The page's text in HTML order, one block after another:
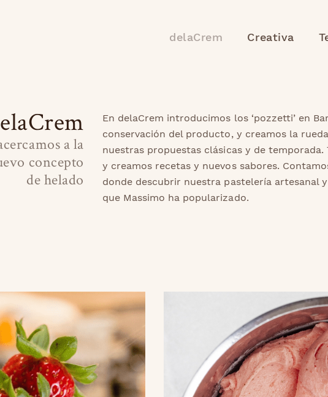
delaCrem Creativa
a la
concepto
de helado
En delaCrem introducimos los ‘pozzetti’ en
conservación del producto, y creamos la
nuestras propuestas clásicas y de
y creamos recetas y nuevos sabores.
donde descubrir nuestra pastelería artesanal
que Massimo ha popularizado.